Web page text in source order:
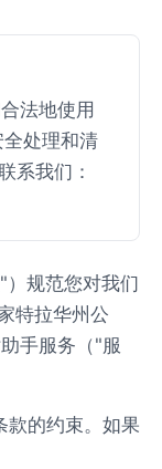
法地使用
处理和清
系我们：
规范您对我们
特拉华州公
手服务（"服
款的约束。如果